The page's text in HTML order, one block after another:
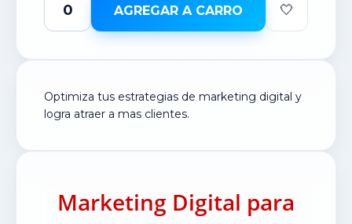
AGREGAR A CARRO 🤍
Optimiza tus estrategias de marketing digital y
logra atraer a mas clientes.
Marketing Digital para